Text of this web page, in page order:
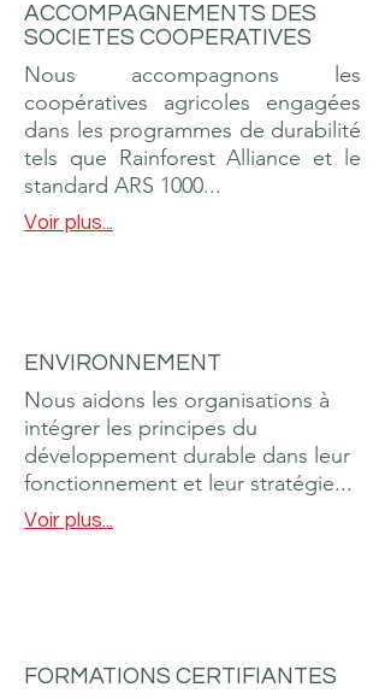
ACCOMPAGNEMENTS DES
SOCIETES COOPERATIVES
Nous accompagnons les
coopératives agricoles engagées
dans les programmes de durabilité
tels que Rainforest Alliance et le
standard ARS 1000...
Voir plus...
ENVIRONNEMENT
Nous aidons les organisations à
intégrer les principes du
développement durable dans leur
fonctionnement et leur stratégie...
Voir plus...
FORMATIONS CERTIFIANTES